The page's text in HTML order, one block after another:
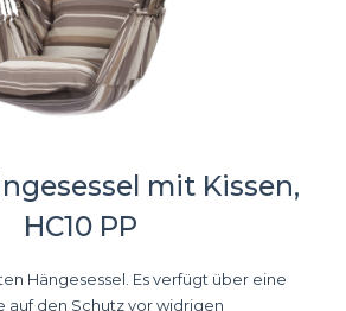
mit Kissen,
HC10 PP
Hängesessel. Es verfügt über eine
auf den Schutz vor widrigen